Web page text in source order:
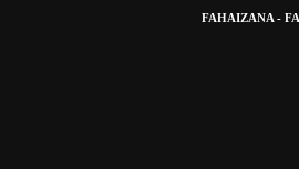
FAHAIZANA -